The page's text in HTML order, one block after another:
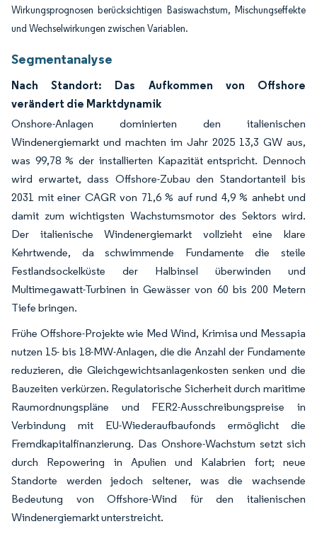
Wirkungsprognosen berücksichtigen Basiswachstum, Mischungseffekte
und Wechselwirkungen zwischen Variablen.
Segmentanalyse
Nach Standort: Das Aufkommen von Offshore
verändert die Marktdynamik
Onshore-Anlagen dominierten den italienischen
Windenergiemarkt und machten im Jahr 2025 13,3 GW aus,
was 99,78 % der installierten Kapazität entspricht. Dennoch
wird erwartet, dass Offshore-Zubau den Standortanteil bis
2031 mit einer CAGR von 71,6 % auf rund 4,9 % anhebt und
damit zum wichtigsten Wachstumsmotor des Sektors wird.
Der italienische Windenergiemarkt vollzieht eine klare
Kehrtwende, da schwimmende Fundamente die steile
Festlandsockelküste der Halbinsel überwinden und
Multimegawatt-Turbinen in Gewässer von 60 bis 200 Metern
Tiefe bringen.
Frühe Offshore-Projekte wie Med Wind, Krimisa und Messapia
nutzen 15- bis 18-MW-Anlagen, die die Anzahl der Fundamente
reduzieren, die Gleichgewichtsanlagenkosten senken und die
Bauzeiten verkürzen. Regulatorische Sicherheit durch maritime
Raumordnungspläne und FER2-Ausschreibungspreise in
Verbindung mit EU-Wiederaufbaufonds ermöglicht die
Fremdkapitalfinanzierung. Das Onshore-Wachstum setzt sich
durch Repowering in Apulien und Kalabrien fort; neue
Standorte werden jedoch seltener, was die wachsende
Bedeutung von Offshore-Wind für den italienischen
Windenergiemarkt unterstreicht.